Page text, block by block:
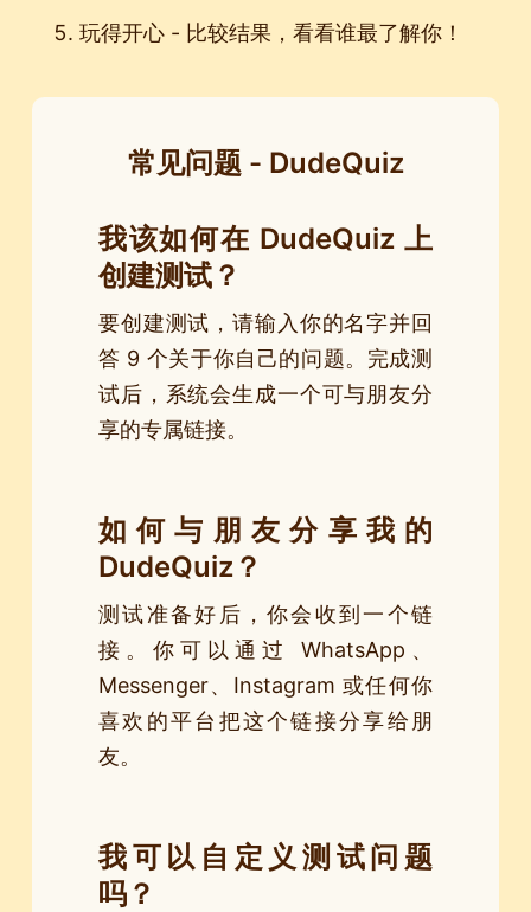
玩得开心 - 比较结果，看看谁最了解你！
常见问题 - DudeQuiz
我该如何在 DudeQuiz 上
创建测试？
要创建测试，请输入你的名字并回
答 9 个关于你自己的问题。完成测
试后，系统会生成一个可与朋友分
享的专属链接。
如何与朋友分享我的
DudeQuiz？
测试准备好后，你会收到一个链
接。你可以通过 WhatsApp、
Messenger、Instagram 或任何你
喜欢的平台把这个链接分享给朋
友。
我可以自定义测试问题
吗？